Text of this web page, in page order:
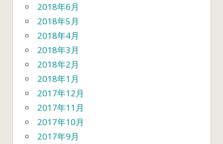
2018年6月
2018年5月
2018年4月
2018年3月
2018年2月
2018年1月
2017年12月
2017年11月
2017年10月
2017年9月